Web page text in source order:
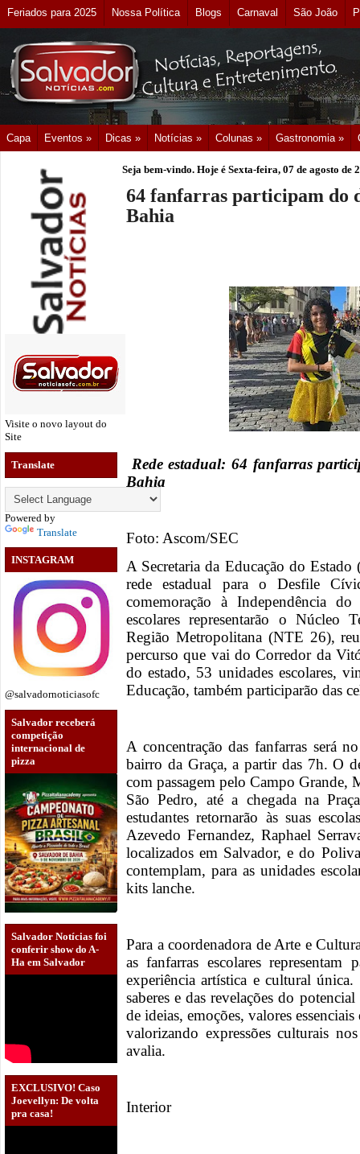
Feriados para 2025 Nossa Política Blogs Carnaval São João
Capa Eventos » Dicas » Notícias » Colunas » Gastronomia »
Visite o novo layout do
Site
Translate
Powered by
Translate
INSTAGRAM
@salvadornoticiasofc
Salvador receberá
competição
internacional de
pizza
Salvador Notícias foi
conferir show do A-
Ha em Salvador
EXCLUSIVO! Caso
Joevellyn: De volta
pra casa!
Seja bem-vindo. Hoje é Sexta-feira, 07 de agosto de
64 fanfarras participam do
Bahia
Rede estadual: 64 fanfarras
Bahia
Foto: Ascom/SEC
A Secretaria da Educação do Estado
rede estadual para o Desfile
comemoração à Independência
escolares representarão o Núcleo
Região Metropolitana (NTE 26),
percurso que vai do Corredor da
do estado, 53 unidades escolares,
Educação, também participarão das
A concentração das fanfarras será
bairro da Graça, a partir das 7h. O
com passagem pelo Campo Grande,
São Pedro, até a chegada na
estudantes retornarão às suas
Azevedo Fernandez, Raphael
localizados em Salvador, e do
contemplam, para as unidades
kits lanche.
Para a coordenadora de Arte e
as fanfarras escolares
experiência artística e cultural
saberes e das revelações do
de ideias, emoções, valores
valorizando expressões culturais
avalia.
Interior